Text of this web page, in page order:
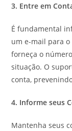
3. Entre em
É fundamental
um e-mail para
forneça o
situação. O
conta,
4. Informe seus
Mantenha seus